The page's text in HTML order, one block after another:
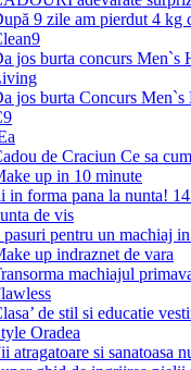
9 zile am pierdut 4 kg
jos burta concurs Men`s
jos burta Concurs Men`s
de Craciun Ce sa
up in 10 minute
in forma pana la nunta!
de vis
pasuri pentru un machiaj
up indraznet de vara
machiajul
de stil si educatie
Oradea
atragatoare si sanatoasa